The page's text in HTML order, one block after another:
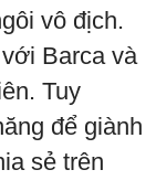
vô địch.
Barca và
Tuy
để giành
sẻ trên